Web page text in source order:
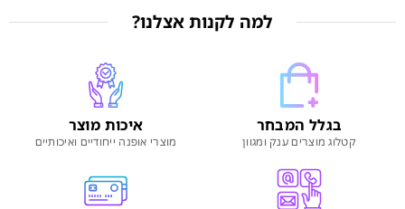
למה לקנות אצלנו?
בגלל המבחר
קטלוג מוצרים ענק ומגוון
איכות מוצר
מוצרי אופנה ייחודיים ואיכותיים